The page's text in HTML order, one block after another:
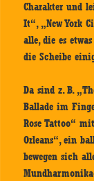
Charakter und
It“, „New York
alle, die es
die Scheibe
Da sind z. B.
Ballade im
Rose Tattoo“
Orleans“, ein
bewegen sich